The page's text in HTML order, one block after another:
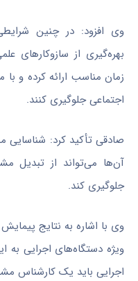
وی افزود: در چنین
بهره‌گیری از سازوکارهای
زمان مناسب ارائه کرده و
اجتماعی جلوگیری کنند.
صادقی تأکید کرد: شناسایی
آن‌ها می‌تواند از تبدیل
جلوگیری کند.
وی با اشاره به نتایج
ویژه دستگاه‌های اجرایی به
اجرایی باید یک کارشناس